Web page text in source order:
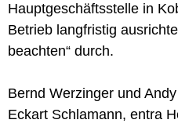
Hauptgeschäftsstelle in
Betrieb langfristig
beachten“ durch.
Bernd Werzinger und
Eckart Schlamann, entra